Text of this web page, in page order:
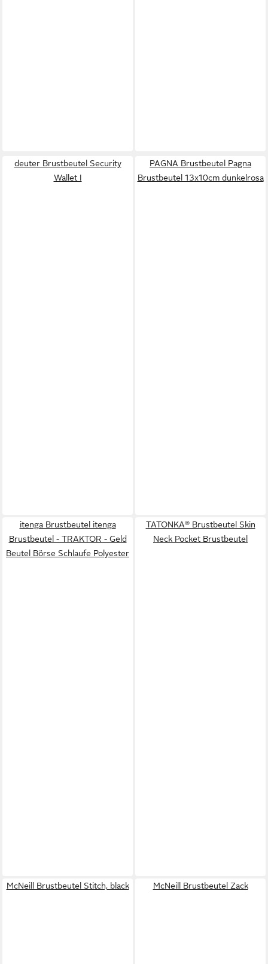
deuter Brustbeutel Security
Wallet I
PAGNA Brustbeutel Pagna
Brustbeutel 13x10cm dunkelrosa
itenga Brustbeutel itenga
Brustbeutel - TRAKTOR - Geld
Beutel Börse Schlaufe Polyester
TATONKA® Brustbeutel Skin
Neck Pocket Brustbeutel
McNeill Brustbeutel Stitch, black McNeill Brustbeutel Zack